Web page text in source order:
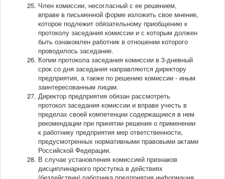
Член комиссии, несогласный с ее решением,
вправе в письменной форме изложить свое мнение,
которое подлежит обязательному приобщению к
протоколу заседания комиссии и с которым должен
быть ознакомлен работник в отношении которого
проводилось заседание.
Копии протокола заседания комиссии в 3-дневный
срок со дня заседания направляются директору
предприятия, а также по решению комиссии - иным
заинтересованным лицам.
Директор предприятия обязан рассмотреть
протокол заседания комиссии и вправе учесть в
пределах своей компетенции содержащиеся в нем
рекомендации при принятии решения о применении
к работнику предприятия мер ответственности,
предусмотренных нормативными правовыми актами
Российской Федерации.
В случае установления комиссией признаков
дисциплинарного проступка в действиях